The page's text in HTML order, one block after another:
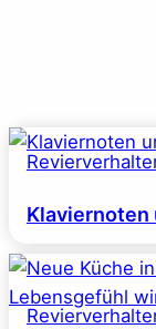
Klaviernoten